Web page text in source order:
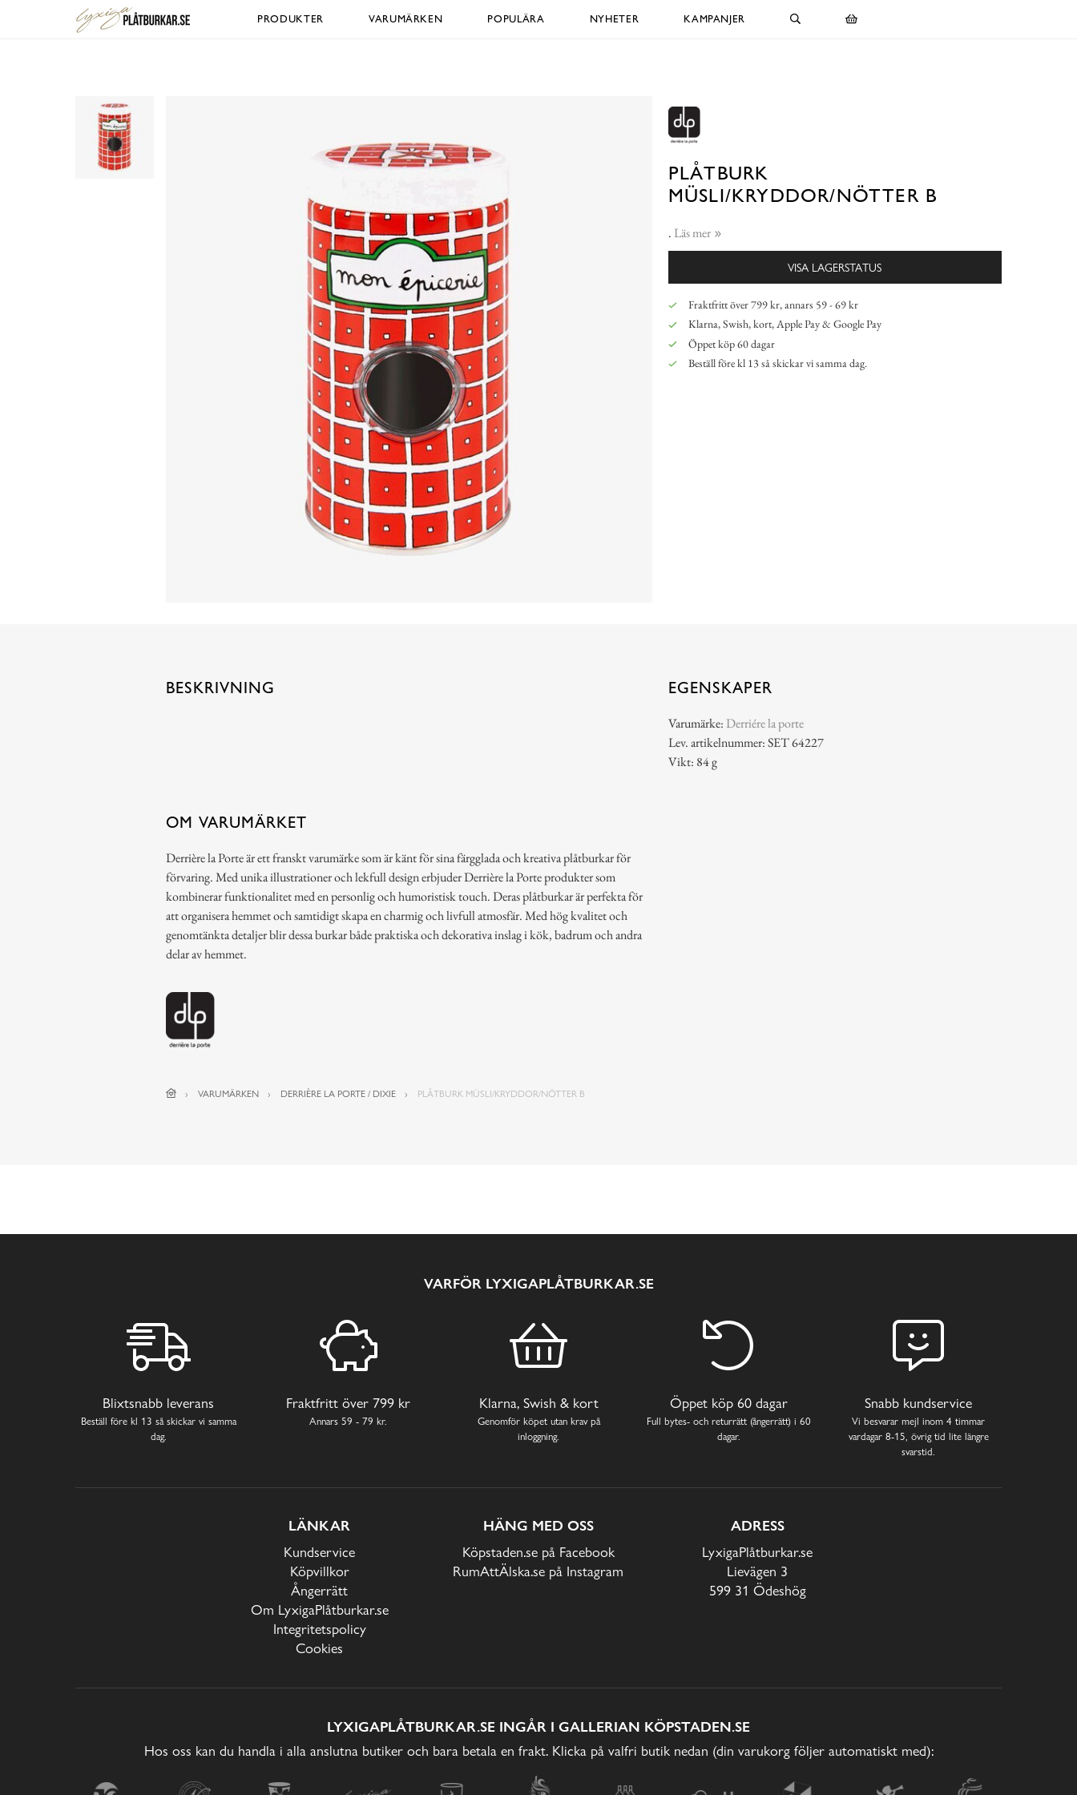
PRODUKTER VARUMÄRKEN POPULÄRA NYHETER KAMPANJER
PLÅTBURK
MÜSLI/KRYDDOR/NÖTTER B
. Läs mer
VISA LAGERSTATUS
Fraktfritt över 799 kr, annars 59 - 69 kr
Klarna, Swish, kort, Apple Pay & Google Pay
Öppet köp 60 dagar
Beställ före kl 13 så skickar vi samma dag.
BESKRIVNING EGENSKAPER
Varumärke: Derriére la porte
Lev. artikelnummer: SET 64227
Vikt: 84 g
OM VARUMÄRKET
Derrière la Porte är ett franskt varumärke som är känt för sina färgglada och kreativa plåtburkar för
förvaring. Med unika illustrationer och lekfull design erbjuder Derrière la Porte produkter som
kombinerar funktionalitet med en personlig och humoristisk touch. Deras plåtburkar är perfekta för
att organisera hemmet och samtidigt skapa en charmig och livfull atmosfär. Med hög kvalitet och
genomtänkta detaljer blir dessa burkar både praktiska och dekorativa inslag i kök, badrum och andra
delar av hemmet.
VARUMÄRKEN DERRIÈRE LA PORTE / DIXIE PLÅTBURK MÜSLI/KRYDDOR/NÖTTER B
VARFÖR LYXIGAPLÅTBURKAR.SE
Blixtsnabb leverans
Beställ före kl 13 så skickar vi samma
dag.
Fraktfritt över 799 kr
Annars 59 - 79 kr.
Klarna, Swish & kort
Genomför köpet utan krav på
inloggning.
Öppet köp 60 dagar
Full bytes- och returrätt (ångerrätt) i 60
dagar.
Snabb kundservice
Vi besvarar mejl inom 4 timmar
vardagar 8-15, övrig tid lite längre
svarstid.
LÄNKAR
Kundservice
Köpvillkor
Ångerrätt
Om LyxigaPlåtburkar.se
Integritetspolicy
Cookies
HÄNG MED OSS
Köpstaden.se på Facebook
RumAttÄlska.se på Instagram
ADRESS
LyxigaPlåtburkar.se
Lievägen 3
599 31 Ödeshög
LYXIGAPLÅTBURKAR.SE INGÅR I GALLERIAN KÖPSTADEN.SE
Hos oss kan du handla i alla anslutna butiker och bara betala en frakt. Klicka på valfri butik nedan (din varukorg följer automatiskt med):